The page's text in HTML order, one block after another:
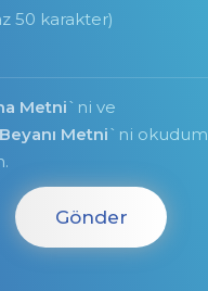
50 karakter)
Metni`ni ve
Metni`ni okudum
Gönder